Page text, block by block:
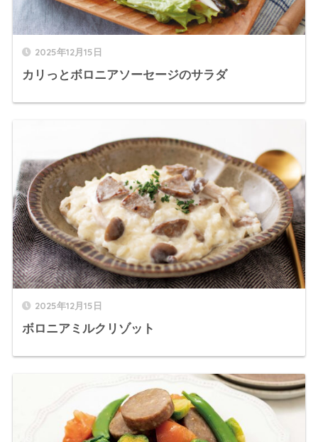
2025年12月15日
カリっとボロニアソーセージのサラダ
2025年12月15日
ボロニアミルクリゾット